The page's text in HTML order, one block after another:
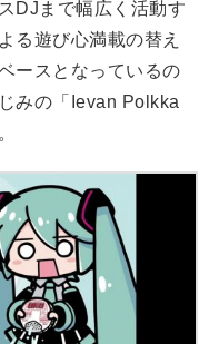
DJまで幅広く活動す
る遊び心満載の替え
ースとなっているの
みの「Ievan Polkka